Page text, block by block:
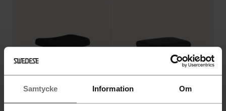
Samtycke Information Om